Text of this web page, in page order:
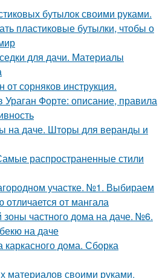
бутылок своими руками.
пластиковые бутылки, чтобы о
для дачи. Материалы
от сорняков инструкция.
Ураган Форте: описание, правила
на даче. Шторы для веранды и
распространенные стили
участке. №1. Выбираем
от мангала
зоны частного дома на даче. №6.
на даче
дома. Сборка
материалов своими руками.